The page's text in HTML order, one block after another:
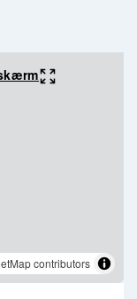
contributors